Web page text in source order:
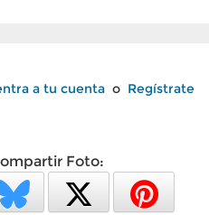
a tu cuenta o Regístrate
Foto: